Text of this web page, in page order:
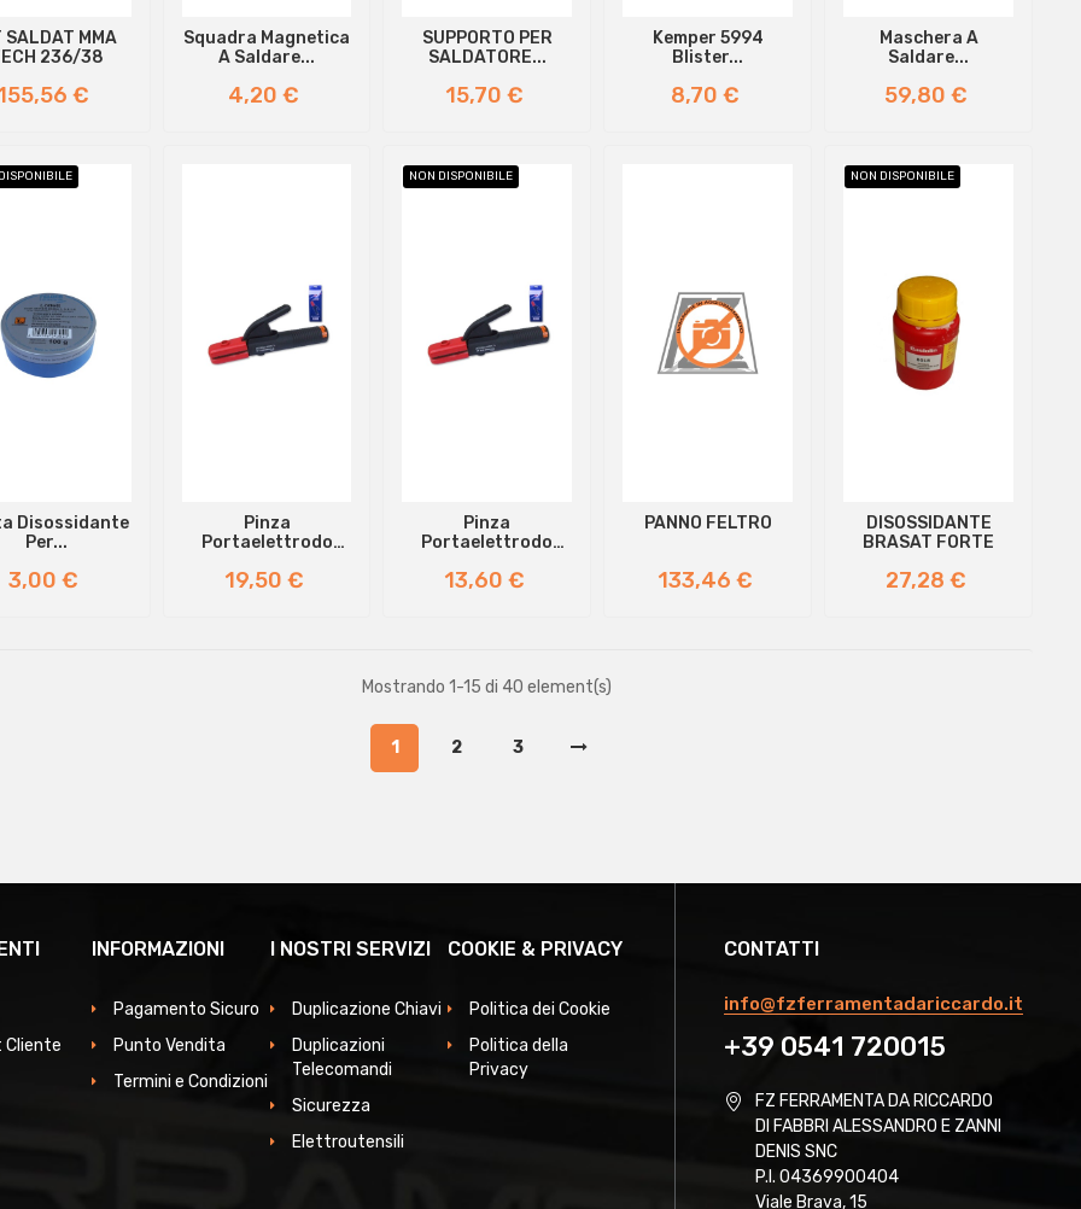
SALDAT MMA
236/38
€
Squadra Magnetica
A Saldare...
Prezzo
4,20 €
SUPPORTO PER
SALDATORE...
Prezzo
15,70 €
Kemper 5994
Blister...
Prezzo
8,70 €
Maschera A
Saldare...
Prezzo
59,80 €
Disossidante
Per...
Prezzo
3,00 €
Pinza
Portaelettrodo
Prezzo
19,50 €
NON DISPONIBILE
Pinza
Portaelettrodo
Prezzo
13,60 €
PANNO FELTRO
Prezzo
133,46 €
NON DISPONIBILE
DISOSSIDANTE
BRASAT FORTE
Prezzo
27,28 €
Mostrando 1-15 di 40 element(s)
1 2 3
CONTATTI
info@fzferramentadariccardo.it
+39 0541 720015
FZ FERRAMENTA DA RICCARDO
DI FABBRI ALESSANDRO E ZANNI
DENIS SNC
P.I. 04369900404
Viale Brava, 15
Cliente
INFORMAZIONI
Pagamento Sicuro
Punto Vendita
Termini e Condizioni
I NOSTRI SERVIZI
Duplicazione Chiavi
Duplicazioni
Telecomandi
Sicurezza
Elettroutensili
COOKIE & PRIVACY
Politica dei Cookie
Politica della
Privacy